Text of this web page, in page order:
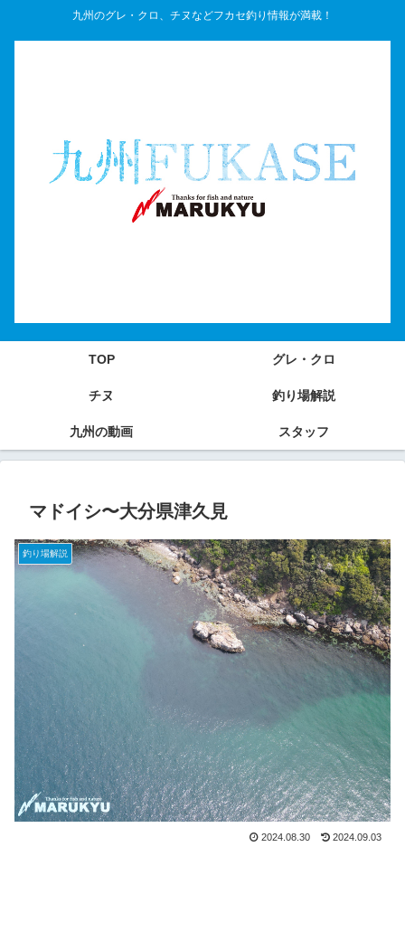
九州のグレ・クロ、チヌなどフカセ釣り情報が満載！
TOP グレ・クロ
チヌ 釣り場解説
九州の動画 スタッフ
マドイシ〜大分県津久見
釣り場解説
2024.08.30 2024.09.03